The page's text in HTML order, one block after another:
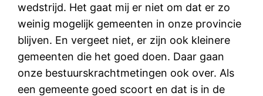
wedstrijd. Het gaat mij er niet om dat er zo
weinig mogelijk gemeenten in onze provincie
blijven. En vergeet niet, er zijn ook kleinere
gemeenten die het goed doen. Daar gaan
onze bestuurskrachtmetingen ook over. Als
een gemeente goed scoort en dat is in de